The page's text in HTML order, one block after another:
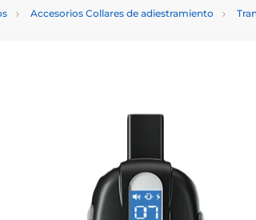
Accesorios Collares de adiestramiento